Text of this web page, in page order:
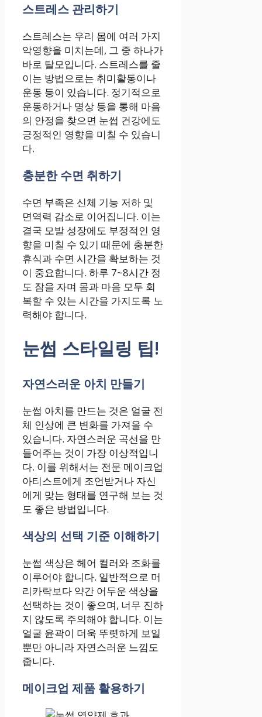
스트레스 관리하기
스트레스는 우리 몸에 여러 가지
악영향을 미치는데, 그 중 하나가
바로 탈모입니다. 스트레스를 줄
이는 방법으로는 취미활동이나
운동 등이 있습니다. 정기적으로
운동하거나 명상 등을 통해 마음
의 안정을 찾으면 눈썹 건강에도
긍정적인 영향을 미칠 수 있습니
다.
충분한 수면 취하기
수면 부족은 신체 기능 저하 및
면역력 감소로 이어집니다. 이는
결국 모발 성장에도 부정적인 영
향을 미칠 수 있기 때문에 충분한
휴식과 수면 시간을 확보하는 것
이 중요합니다. 하루 7~8시간 정
도 잠을 자며 몸과 마음 모두 회
복할 수 있는 시간을 가지도록 노
력해야 합니다.
눈썹 스타일링 팁!
자연스러운 아치 만들기
눈썹 아치를 만드는 것은 얼굴 전
체 인상에 큰 변화를 가져올 수
있습니다. 자연스러운 곡선을 만
들어주는 것이 가장 이상적입니
다. 이를 위해서는 전문 메이크업
아티스트에게 조언받거나 자신
에게 맞는 형태를 연구해 보는 것
도 좋은 방법입니다.
색상의 선택 기준 이해하기
눈썹 색상은 헤어 컬러와 조화를
이루어야 합니다. 일반적으로 머
리카락보다 약간 어두운 색상을
선택하는 것이 좋으며, 너무 진하
지 않도록 주의해야 합니다. 이는
얼굴 윤곽이 더욱 뚜렷하게 보일
뿐만 아니라 자연스러운 느낌도
줍니다.
메이크업 제품 활용하기